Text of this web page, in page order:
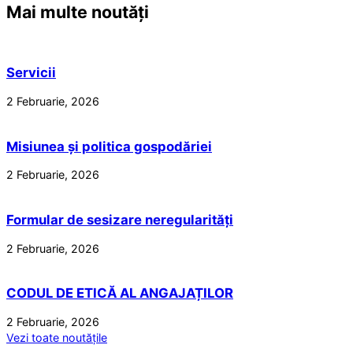
Mai multe noutăți
Servicii
2 Februarie, 2026
Misiunea și politica gospodăriei
2 Februarie, 2026
Formular de sesizare neregularități
2 Februarie, 2026
CODUL DE ETICĂ AL ANGAJAȚILOR
2 Februarie, 2026
Vezi toate noutățile